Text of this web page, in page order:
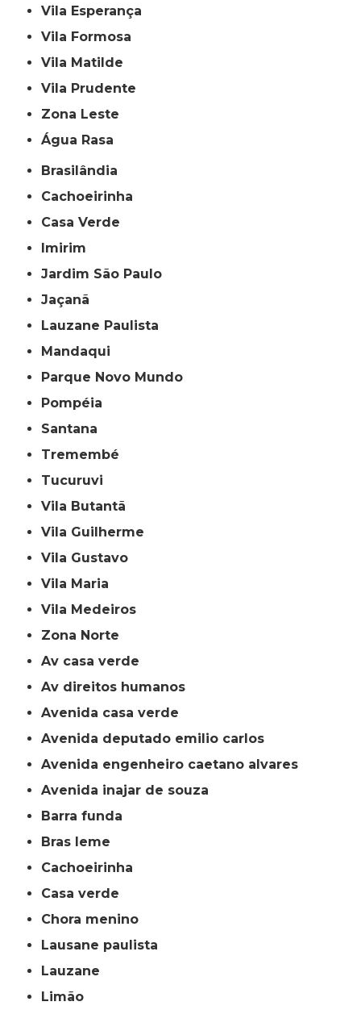
Vila Esperança
Vila Formosa
Vila Matilde
Vila Prudente
Zona Leste
Água Rasa
Brasilândia
Cachoeirinha
Casa Verde
Imirim
Jardim São Paulo
Jaçanã
Lauzane Paulista
Mandaqui
Parque Novo Mundo
Pompéia
Santana
Tremembé
Tucuruvi
Vila Butantã
Vila Guilherme
Vila Gustavo
Vila Maria
Vila Medeiros
Zona Norte
av casa verde
av direitos humanos
avenida casa verde
avenida deputado emilio carlos
avenida engenheiro caetano alvares
avenida inajar de souza
barra funda
bras leme
cachoeirinha
casa verde
chora menino
lausane paulista
lauzane
limão